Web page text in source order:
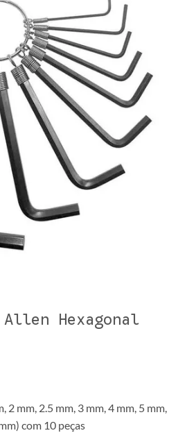
Allen Hexagonal
2 mm, 2.5 mm, 3 mm, 4 mm, 5 mm,
com 10 peças